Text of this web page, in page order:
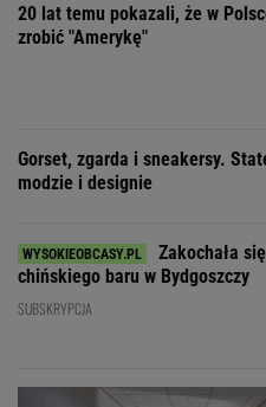
20 lat temu pokazali, że w
zrobić "Amerykę"
Gorset, zgarda i sneakersy.
modzie i designie
Zakochała
chińskiego baru w Bydgoszczy
SUBSKRYPCJA